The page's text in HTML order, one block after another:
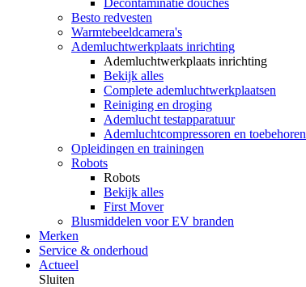
Decontaminatie douches
Besto redvesten
Warmtebeeldcamera's
Ademluchtwerkplaats inrichting
Ademluchtwerkplaats inrichting
Bekijk alles
Complete ademluchtwerkplaatsen
Reiniging en droging
Ademlucht testapparatuur
Ademluchtcompressoren en toebehoren
Opleidingen en trainingen
Robots
Robots
Bekijk alles
First Mover
Blusmiddelen voor EV branden
Merken
Service & onderhoud
Actueel
Sluiten